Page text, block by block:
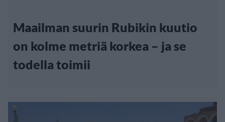
Maailman suurin Rubikin kuutio
on kolme metriä korkea – ja se
todella toimii